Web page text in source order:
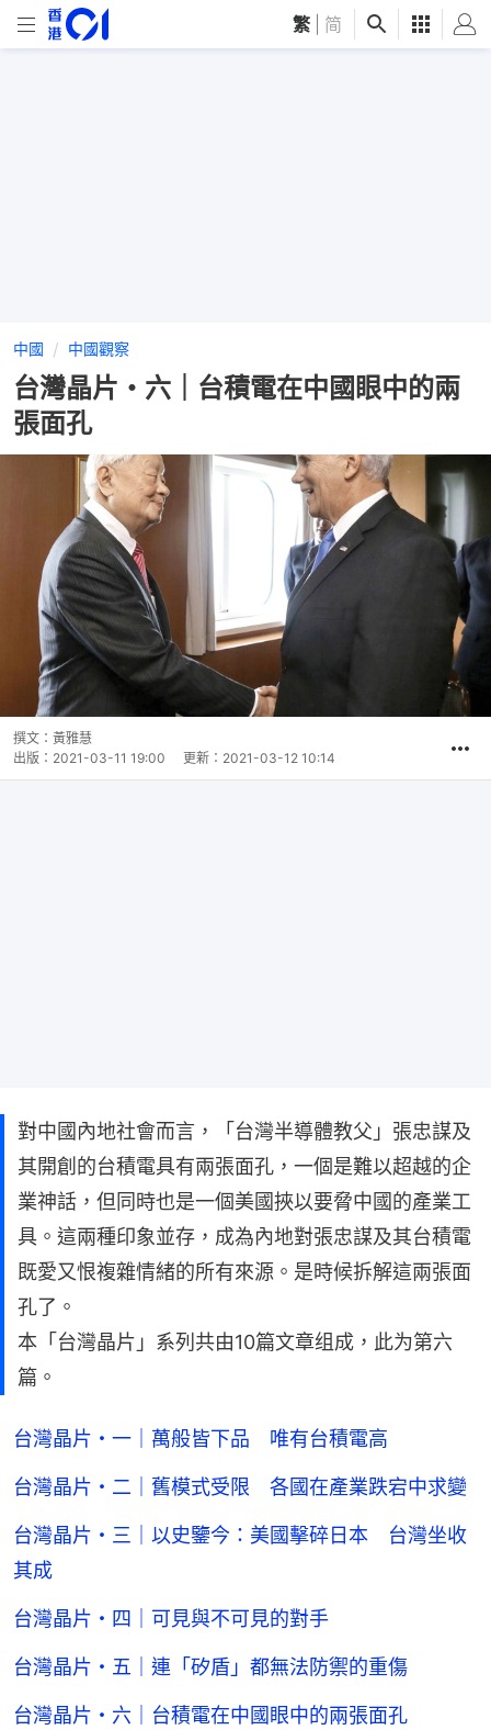
繁 简
中國 中國觀察
台灣晶片・六｜台積電在中國眼中的兩
張面孔
撰文： 黃雅慧
出版： 2021-03-11 19:00 更新： 2021-03-12 10:14
對中國內地社會而言，「台灣半導體教父」張忠謀及
其開創的台積電具有兩張面孔，一個是難以超越的企
業神話，但同時也是一個美國挾以要脅中國的產業工
具。這兩種印象並存，成為內地對張忠謀及其台積電
既愛又恨複雜情緒的所有來源。是時候拆解這兩張面
孔了。
本「台灣晶片」系列共由10篇文章组成，此为第六
篇。
台灣晶片・一｜萬般皆下品 唯有台積電高
台灣晶片・二｜舊模式受限 各國在產業跌宕中求變
台灣晶片・三｜以史鑒今：美國擊碎日本 台灣坐收
其成
台灣晶片・四｜可見與不可見的對手
台灣晶片・五｜連「矽盾」都無法防禦的重傷
台灣晶片・六｜台積電在中國眼中的兩張面孔